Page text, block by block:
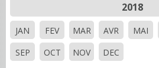
2018
JAN FEV MAR AVR MAI
SEP
OCT NOV DEC